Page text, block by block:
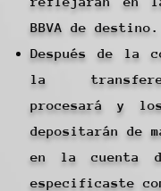
BBVA de destino.
Después de la
la
procesará y
depositarán de
en la cuenta
especificaste